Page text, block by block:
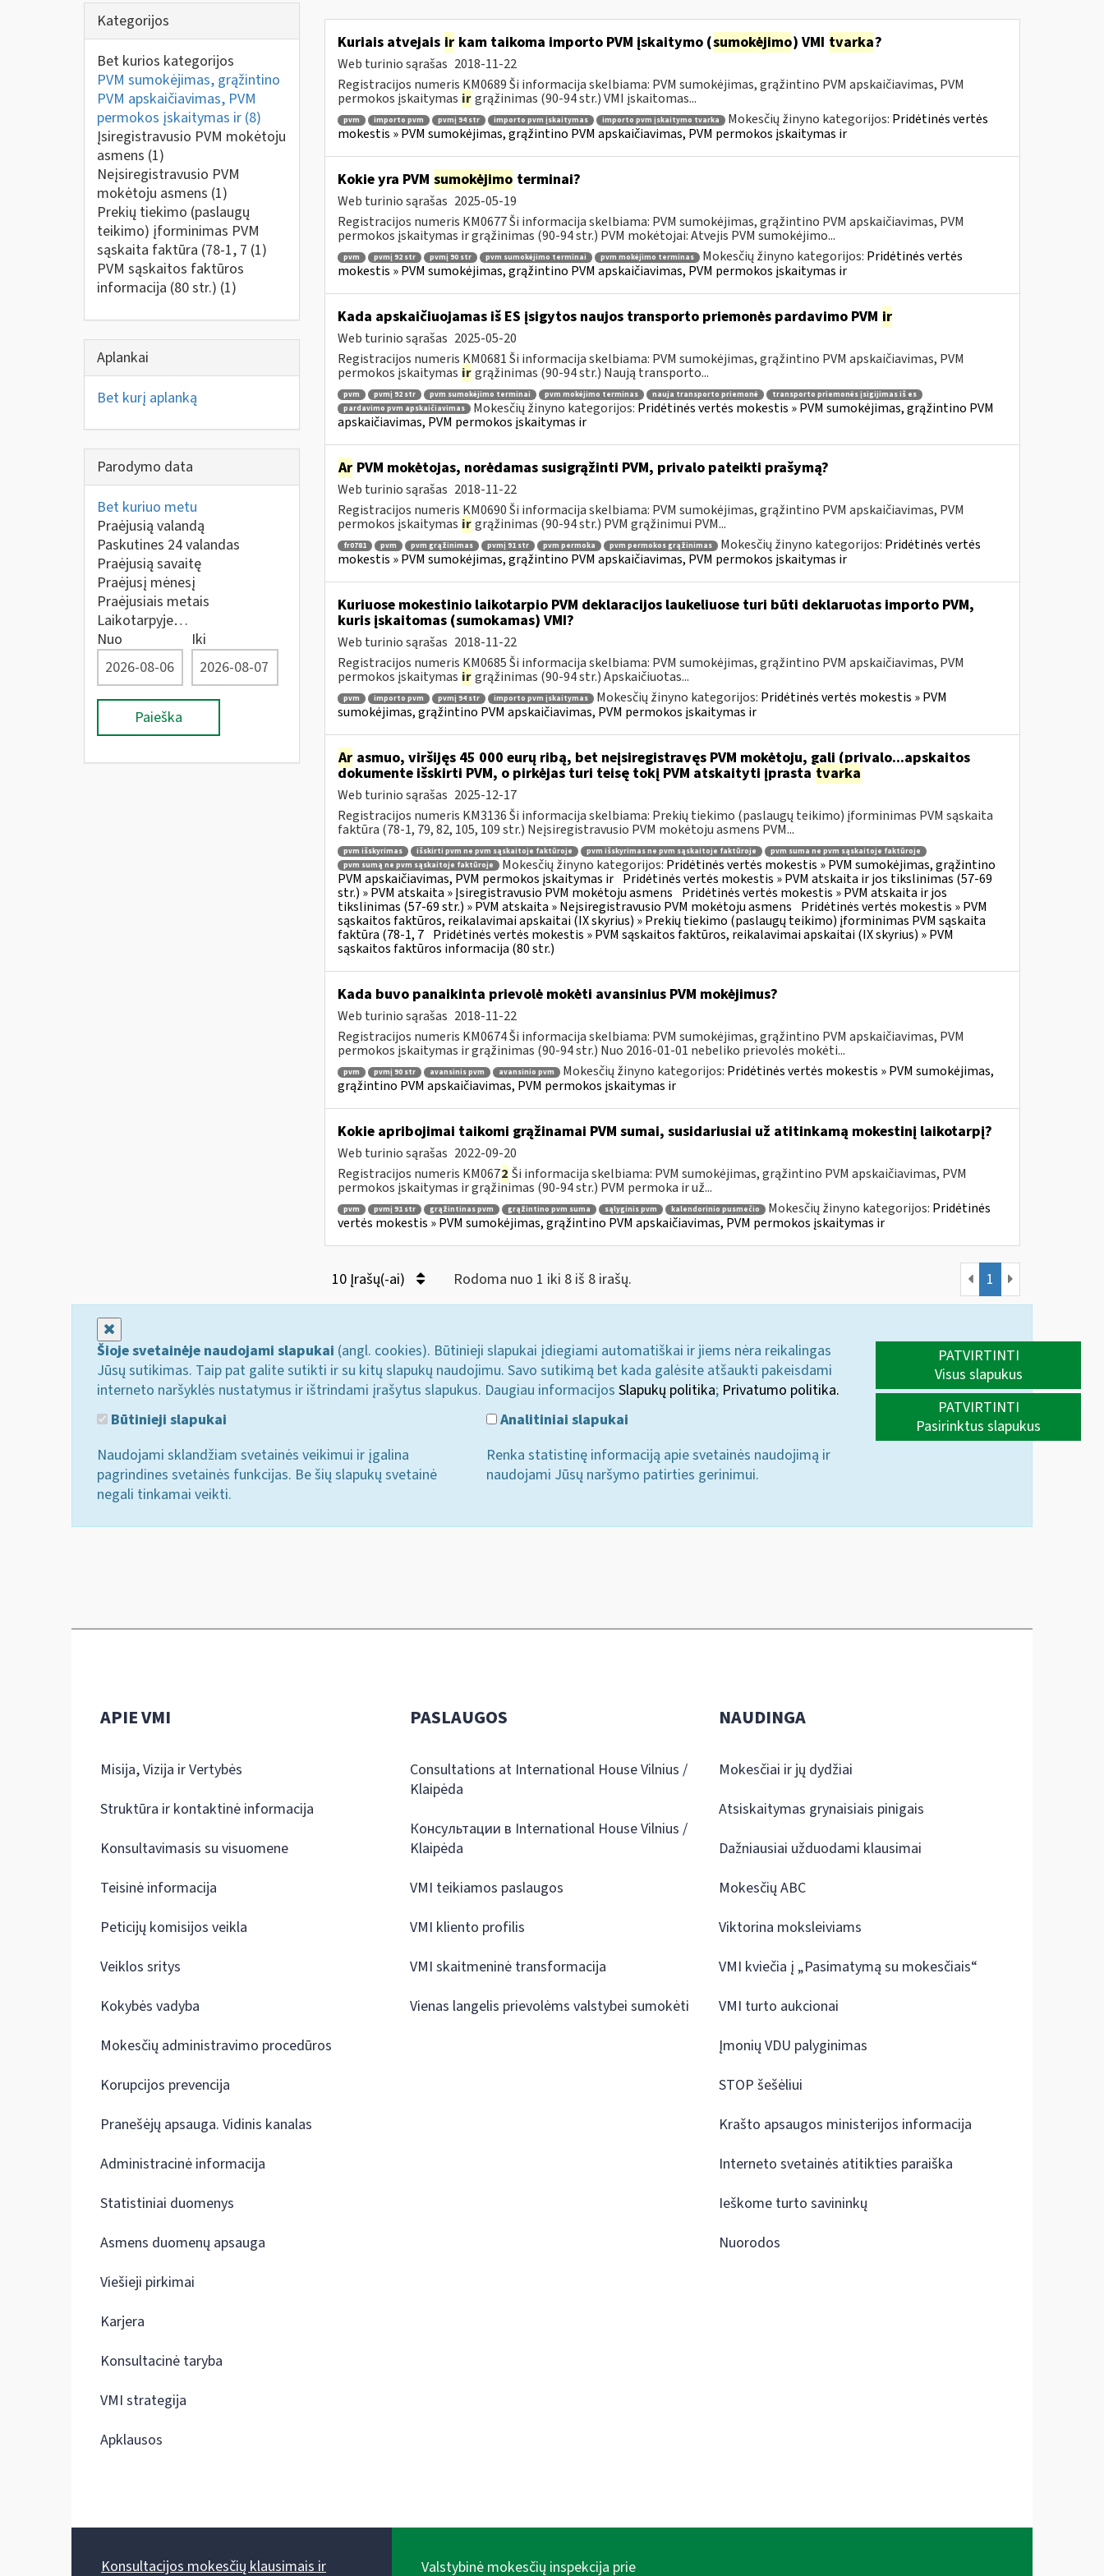
Kategorijos
Bet kurios kategorijos
PVM sumokėjimas, grąžintino
PVM apskaičiavimas, PVM
permokos įskaitymas ir (8)
Įsiregistravusio PVM mokėtoju
asmens (1)
Neįsiregistravusio PVM
mokėtoju asmens (1)
Prekių tiekimo (paslaugų
teikimo) įforminimas PVM
sąskaita faktūra (78-1, 7 (1)
PVM sąskaitos faktūros
informacija (80 str.) (1)
Aplankai
Bet kurį aplanką
Parodymo data
Bet kuriuo metu
Praėjusią valandą
Paskutines 24 valandas
Praėjusią savaitę
Praėjusį mėnesį
Praėjusiais metais
Laikotarpyje…
Nuo
Iki
Paieška
Kuriais atvejais irkam taikoma importo PVM įskaitymo (sumokėjimo) VMI tvarka?
Web turinio sąrašas 2018-11-22
Registracijos numeris KM0689 Ši informacija skelbiama: PVM sumokėjimas, grąžintino PVM apskaičiavimas, PVM
permokos įskaitymas ir grąžinimas (90-94 str.) VMI įskaitomas...
pvm importo pvm pvmį 94 str importo pvm įskaitymas importo pvm įskaitymo tvarka Mokesčių žinyno kategorijos: Pridėtinės vertės
mokestis » PVM sumokėjimas, grąžintino PVM apskaičiavimas, PVM permokos įskaitymas ir
Kokie yra PVM sumokėjimo terminai?
Web turinio sąrašas 2025-05-19
Registracijos numeris KM0677 Ši informacija skelbiama: PVM sumokėjimas, grąžintino PVM apskaičiavimas, PVM
permokos įskaitymas ir grąžinimas (90-94 str.) PVM mokėtojai: Atvejis PVM sumokėjimo...
pvm pvmį 92 str pvmį 90 str pvm sumokėjimo terminai pvm mokėjimo terminas Mokesčių žinyno kategorijos: Pridėtinės vertės
mokestis » PVM sumokėjimas, grąžintino PVM apskaičiavimas, PVM permokos įskaitymas ir
Kada apskaičiuojamas iš ES įsigytos naujos transporto priemonės pardavimo PVM ir
Web turinio sąrašas 2025-05-20
Registracijos numeris KM0681 Ši informacija skelbiama: PVM sumokėjimas, grąžintino PVM apskaičiavimas, PVM
permokos įskaitymas ir grąžinimas (90-94 str.) Naują transporto...
pvm pvmį 92 str pvm sumokėjimo terminai pvm mokėjimo terminas nauja transporto priemonė
transporto priemonės įsigijimas iš es
pardavimo pvm apskaičiavimas
Mokesčių žinyno kategorijos: Pridėtinės vertės mokestis » PVM sumokėjimas, grąžintino PVM
apskaičiavimas, PVM permokos įskaitymas ir
ArPVM mokėtojas, norėdamas susigrąžinti PVM, privalo pateikti prašymą?
Web turinio sąrašas 2018-11-22
Registracijos numeris KM0690 Ši informacija skelbiama: PVM sumokėjimas, grąžintino PVM apskaičiavimas, PVM
permokos įskaitymas ir grąžinimas (90-94 str.) PVM grąžinimui PVM...
fr0781 pvm pvm grąžinimas pvmį 91 str pvm permoka pvm permokos grąžinimas Mokesčių žinyno kategorijos: Pridėtinės vertės
mokestis » PVM sumokėjimas, grąžintino PVM apskaičiavimas, PVM permokos įskaitymas ir
Kuriuose mokestinio laikotarpio PVM deklaracijos laukeliuose turi būti deklaruotas importo PVM,
kuris įskaitomas (sumokamas) VMI?
Web turinio sąrašas 2018-11-22
Registracijos numeris KM0685 Ši informacija skelbiama: PVM sumokėjimas, grąžintino PVM apskaičiavimas, PVM
permokos įskaitymas ir grąžinimas (90-94 str.) Apskaičiuotas...
pvm importo pvm pvmį 94 str importo pvm įskaitymas Mokesčių žinyno kategorijos: Pridėtinės vertės mokestis » PVM
sumokėjimas, grąžintino PVM apskaičiavimas, PVM permokos įskaitymas ir
Arasmuo, viršijęs 45 000 eurų ribą, bet neįsiregistravęs PVM mokėtoju, gali (privalo...apskaitos
dokumente išskirti PVM, o pirkėjas turi teisę tokį PVM atskaityti įprasta tvarka
Web turinio sąrašas 2025-12-17
Registracijos numeris KM3136 Ši informacija skelbiama: Prekių tiekimo (paslaugų teikimo) įforminimas PVM sąskaita
faktūra (78-1, 79, 82, 105, 109 str.) Neįsiregistravusio PVM mokėtoju asmens PVM...
pvm išskyrimas išskirti pvm ne pvm sąskaitoje faktūroje pvm išskyrimas ne pvm sąskaitoje faktūroje
pvm suma ne pvm sąskaitoje faktūroje
pvm sumą ne pvm sąskaitoje faktūroje
Mokesčių žinyno kategorijos: Pridėtinės vertės mokestis » PVM sumokėjimas, grąžintino
PVM apskaičiavimas, PVM permokos įskaitymas ir Pridėtinės vertės mokestis » PVM atskaita ir jos tikslinimas (57-69
str.) » PVM atskaita » Įsiregistravusio PVM mokėtoju asmens Pridėtinės vertės mokestis » PVM atskaita ir jos
tikslinimas (57-69 str.) » PVM atskaita » Neįsiregistravusio PVM mokėtoju asmens Pridėtinės vertės mokestis » PVM
sąskaitos faktūros, reikalavimai apskaitai (IX skyrius) » Prekių tiekimo (paslaugų teikimo) įforminimas PVM sąskaita
faktūra (78-1, 7 Pridėtinės vertės mokestis » PVM sąskaitos faktūros, reikalavimai apskaitai (IX skyrius) » PVM
sąskaitos faktūros informacija (80 str.)
Kada buvo panaikinta prievolė mokėti avansinius PVM mokėjimus?
Web turinio sąrašas 2018-11-22
Registracijos numeris KM0674 Ši informacija skelbiama: PVM sumokėjimas, grąžintino PVM apskaičiavimas, PVM
permokos įskaitymas ir grąžinimas (90-94 str.) Nuo 2016-01-01 nebeliko prievolės mokėti...
pvm pvmį 90 str avansinis pvm avansinio pvm Mokesčių žinyno kategorijos: Pridėtinės vertės mokestis » PVM sumokėjimas,
grąžintino PVM apskaičiavimas, PVM permokos įskaitymas ir
Kokie apribojimai taikomi grąžinamai PVM sumai, susidariusiai už atitinkamą mokestinį laikotarpį?
Web turinio sąrašas 2022-09-20
Registracijos numeris KM0672 Ši informacija skelbiama: PVM sumokėjimas, grąžintino PVM apskaičiavimas, PVM
permokos įskaitymas ir grąžinimas (90-94 str.) PVM permoka ir už...
pvm pvmį 91 str grąžintinas pvm grąžintino pvm suma sąlyginis pvm kalendorinio pusmečio Mokesčių žinyno kategorijos: Pridėtinės
vertės mokestis » PVM sumokėjimas, grąžintino PVM apskaičiavimas, PVM permokos įskaitymas ir
10 Įrašų(-ai) Rodoma nuo 1 iki 8 iš 8 irašų. 1
Šioje svetainėje naudojami slapukai (angl. cookies). Būtinieji slapukai įdiegiami automatiškai ir jiems nėra reikalingas
Jūsų sutikimas. Taip pat galite sutikti ir su kitų slapukų naudojimu. Savo sutikimą bet kada galėsite atšaukti pakeisdami
interneto naršyklės nustatymus ir ištrindami įrašytus slapukus. Daugiau informacijos Slapukų politika; Privatumo politika.
Būtinieji slapukai
Naudojami sklandžiam svetainės veikimui ir įgalina
pagrindines svetainės funkcijas. Be šių slapukų svetainė
negali tinkamai veikti.
Analitiniai slapukai
Renka statistinę informaciją apie svetainės naudojimą ir
naudojami Jūsų naršymo patirties gerinimui.
PATVIRTINTI
Visus slapukus
PATVIRTINTI
Pasirinktus slapukus
APIE VMI
Misija, Vizija ir Vertybės
Struktūra ir kontaktinė informacija
Konsultavimasis su visuomene
Teisinė informacija
Peticijų komisijos veikla
Veiklos sritys
Kokybės vadyba
Mokesčių administravimo procedūros
Korupcijos prevencija
Pranešėjų apsauga. Vidinis kanalas
Administracinė informacija
Statistiniai duomenys
Asmens duomenų apsauga
Viešieji pirkimai
Karjera
Konsultacinė taryba
VMI strategija
Apklausos
PASLAUGOS
Consultations at International House Vilnius /
Klaipėda
Консультации в International House Vilnius /
Klaipėda
VMI teikiamos paslaugos
VMI kliento profilis
VMI skaitmeninė transformacija
Vienas langelis prievolėms valstybei sumokėti
NAUDINGA
Mokesčiai ir jų dydžiai
Atsiskaitymas grynaisiais pinigais
Dažniausiai užduodami klausimai
Mokesčių ABC
Viktorina moksleiviams
VMI kviečia į „Pasimatymą su mokesčiais“
VMI turto aukcionai
Įmonių VDU palyginimas
STOP šešėliui
Krašto apsaugos ministerijos informacija
Interneto svetainės atitikties paraiška
Ieškome turto savininkų
Nuorodos
Konsultacijos mokesčių klausimais ir Valstybinė mokesčių inspekcija prie